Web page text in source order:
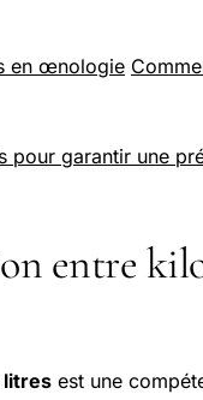
en œnologie
pour garantir une
entre
litres est une